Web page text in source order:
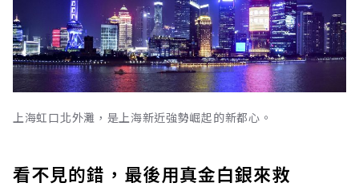
上海虹口北外灘，是上海新近強勢崛起的新都心。
看不見的錯，最後用真金白銀來救